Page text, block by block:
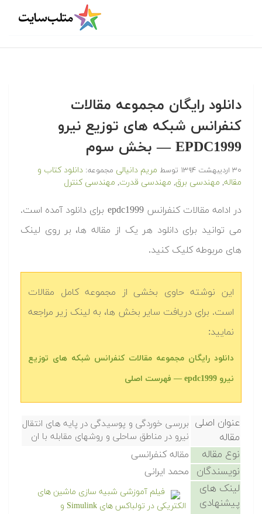
دانلود رایگان مجموعه مقالات
کنفرانس شبکه های توزیع نیرو
EPDC1999 — بخش سوم
۳۰ اردیبهشت ۱۳۹۴ توسط مریم دانیالی مجموعه: دانلود کتاب و
مقاله, مهندسی برق, مهندسی قدرت, مهندسی کنترل
در ادامه مقالات کنفرانس epdc1999 برای دانلود آمده است.
می توانید برای دانلود هر یک از مقاله ها، بر روی لینک
های مربوطه کلیک کنید.
این نوشته حاوی بخشی از مجموعه کامل مقالات
است. برای دریافت سایر بخش ها، به لینک زیر مراجعه
نمایید:
دانلود رایگان مجموعه مقالات کنفرانس شبکه های توزیع
نیرو epdc1999 — فهرست اصلی
عنوان اصلی
مقاله
بررسی خوردگی و پوسیدگی در پایه های انتقال
نیرو در مناطق ساحلی و روشهای مقابله با ان
نوع مقاله مقاله کنفرانسی
نویسندگان محمد ایرانی
لینک های
پیشنهادی
فیلم آموزشی شبیه سازی ماشین های
الکتریکی در تولباکس های Simulink و